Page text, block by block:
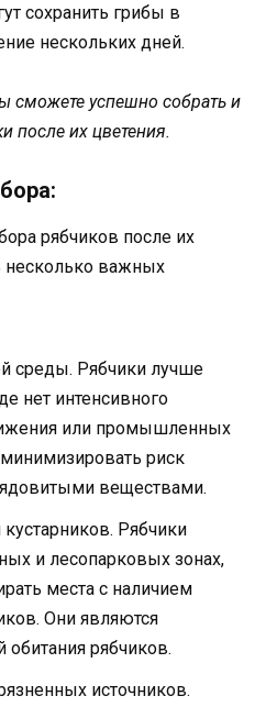
сохранить грибы в
нескольких дней.
сможете успешно собрать и
после их цветения.
рябчиков после их
несколько важных
среды. Рябчики лучше
нет интенсивного
или промышленных
риск
ядовитыми веществами.
Рябчики
и лесопарковых зонах,
места с наличием
Они являются
обитания рябчиков.
источников.